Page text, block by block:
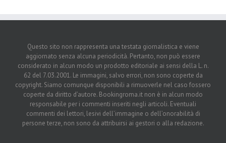
Questo sito non rappresenta una testata giornalistica e viene
aggiornato senza alcuna periodicità. Pertanto, non può essere
considerato in alcun modo un prodotto editoriale ai sensi della L. n.
62 del 7.03.2001. Le immagini, salvo errori, non sono coperte da
copyright. Siamo comunque disponibili a rimuoverle nel caso fossero
coperte da diritto d’autore. Bookingroma.it non è in alcun modo
responsabile per i commenti inseriti negli articoli. Eventuali
commenti dei lettori, lesivi dell’immagine o dell’onorabilità di
persone terze, non sono da attribuirsi ai gestori o alla redazione.